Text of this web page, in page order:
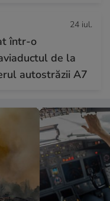
24 iul.
într-o
de la
autostrăzii A7